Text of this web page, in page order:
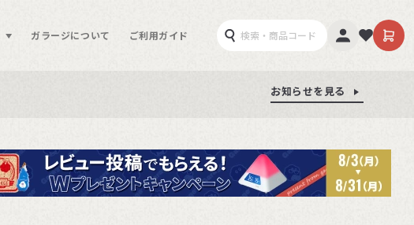
ガラージについて ご利用ガイド
お知らせを見る
お知らせを見る
お知らせを見る